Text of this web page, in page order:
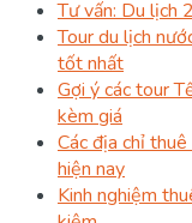
Tư vấn: Du lịch
Tour du lịch
tốt nhất
Gợi ý các tour
kèm giá
Các địa chỉ
hiện nay
Kinh nghiệm